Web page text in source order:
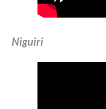
Niguiri